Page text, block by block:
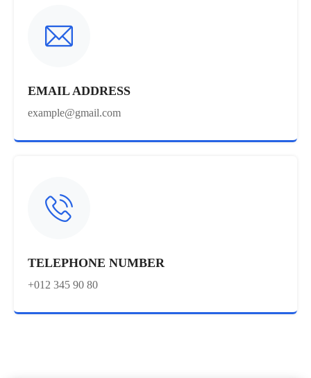
EMAIL ADDRESS
example@gmail.com
TELEPHONE NUMBER
+012 345 90 80